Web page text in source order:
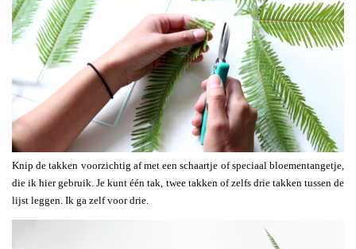
Knip de takken voorzichtig af met een schaartje of speciaal bloementangetje,
die ik hier gebruik. Je kunt één tak, twee takken of zelfs drie takken tussen de
lijst leggen. Ik ga zelf voor drie.